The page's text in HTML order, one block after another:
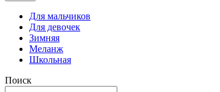
Для мальчиков
Для девочек
Зимняя
Меланж
Школьная
Поиск